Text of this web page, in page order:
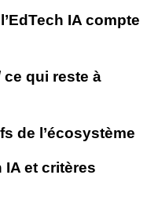
IA compte
qui reste à
de l’écosystème
IA et critères